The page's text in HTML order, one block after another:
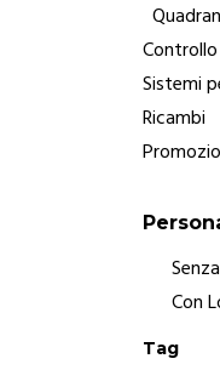
Sistemi
Ricambi
Con
Tag